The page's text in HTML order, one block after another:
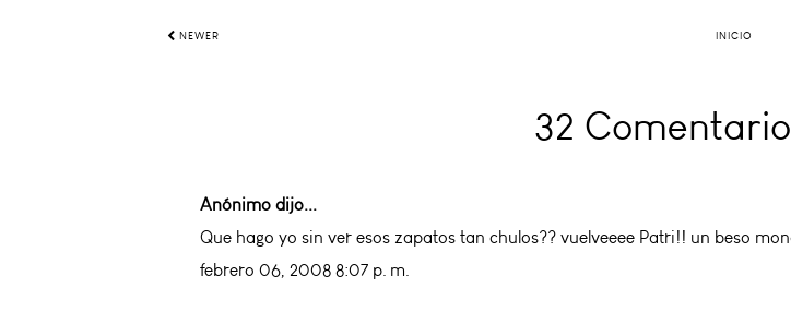
NEWER INICIO
32
Anónimo dijo...
Que hago yo sin ver esos zapatos tan chulos?? vuelveeee Patri!! un beso
febrero 06, 2008 8:07 p. m.